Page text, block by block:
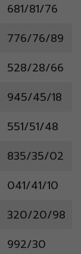
681/81/76
776/76/89
528/28/66
945/45/18
551/51/48
835/35/02
041/41/10
320/20/98
992/30